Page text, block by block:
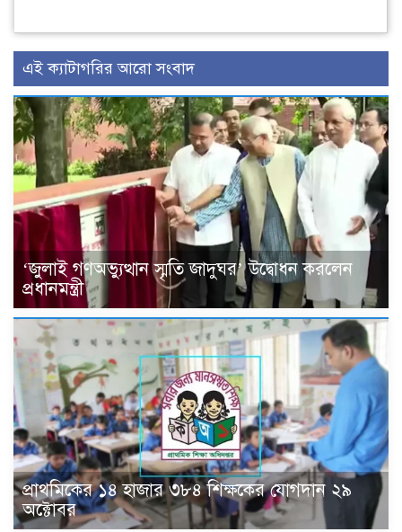
এই ক্যাটাগরির আরো সংবাদ
‘জুলাই গণঅভ্যুত্থান স্মৃতি জাদুঘর’ উদ্বোধন করলেন
প্রধানমন্ত্রী
প্রাথমিকের ১৪ হাজার ৩৮৪ শিক্ষকের যোগদান ২৯
অক্টোবর